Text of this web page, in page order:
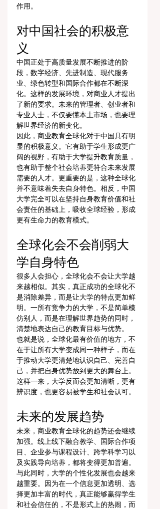
作用。
对中国社会的积极意
义
中国正处于高质量发展不断推进的阶
段，数字经济、先进制造、现代服务
业、绿色转型和国际合作都在不断深
化。这样的发展环境，对商业人才提出
了新的要求。未来的管理者、创业者和
专业人士，不仅要懂本土市场，也要理
解世界经济的新变化。
因此，商业教育全球化对于中国具有明
显的积极意义。它有助于学生形成更广
阔的视野，有助于大学提升教育质量，
也有助于整个社会培养更符合未来发展
需要的人才。更重要的是，这种全球化
并不意味着失去自身特色。相反，中国
大学完全可以在坚持自身教育价值和社
会责任的基础上，吸收全球经验，形成
更有生命力的教育模式。
全球化会不会削弱大
学自身特色
很多人会担心，全球化会不会让大学越
来越相似。其实，真正成功的全球化不
是消除差异，而是让大学的特点更加鲜
明。一所有竞争力的大学，不是简单模
仿别人，而是在理解世界趋势的同时，
清楚地表达自己的教育目标与优势。
也就是说，全球化最有价值的地方，不
在于让所有大学变成同一种样子，而在
于推动大学更清楚地认识自己、完善自
己，并把自身优势放到更大的舞台上。
这样一来，大学反而会更加清晰，更有
辨识度，也更容易被学生和社会认可。
未来的发展趋势
未来，商业教育全球化的趋势还会继续
加强。线上线下融合教学、国际合作项
目、企业参与课程设计、跨学科学习以
及实践导向培养，都将变得更加普遍。
与此同时，大学的个性化发展也会越来
越重要。因为在一个信息更加透明、选
择更加丰富的时代，真正能够赢得学生
和社会信任的，不是形式上的热闹，而